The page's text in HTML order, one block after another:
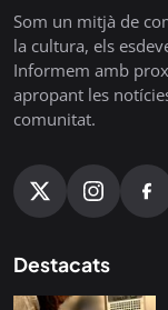
Som un mitjà de
la cultura, els
Informem amb
apropant les
comunitat.
Destacats